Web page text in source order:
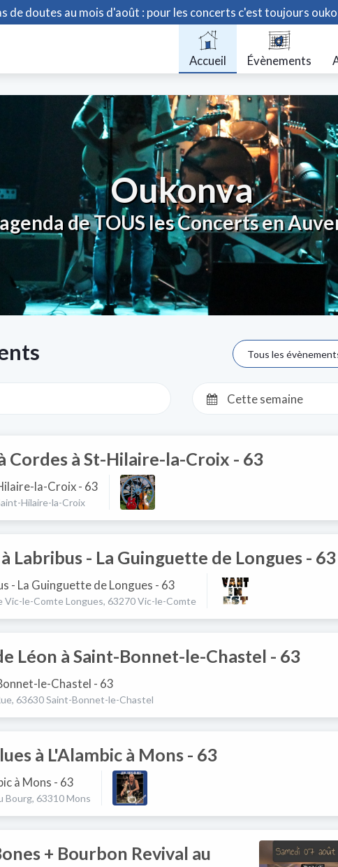
de doutes au mois d'août : pour les concerts c'est toujours
Accueil Évènements
Tous les
Cette semaine
Cordes à St-Hilaire-la-Croix - 63
la-Croix - 63
Hilaire-la-Croix
Labribus - La Guinguette de Longues - 63
- La Guinguette de Longues - 63
Vic-le-Comte Longues, 63270 Vic-le-Comte
Léon à Saint-Bonnet-le-Chastel - 63
le-Chastel - 63
63630 Saint-Bonnet-le-Chastel
à L'Alambic à Mons - 63
à Mons - 63
Bourg, 63310 Mons
+ Bourbon Revival au